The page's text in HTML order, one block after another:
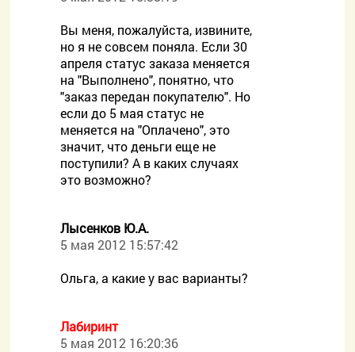
Вы меня, пожалуйста, извините,
но я не совсем поняла. Если 30
апреля статус заказа меняется
на "Выполнено", понятно, что
"заказ передан покупателю". Но
если до 5 мая статус не
меняется на "Оплачено", это
значит, что деньги еще не
поступили? А в каких случаях
это возможно?
Лысенков Ю.А.
5 мая 2012 15:57:42
Ольга, а какие у вас варианты?
Лабиринт
5 мая 2012 16:20:36